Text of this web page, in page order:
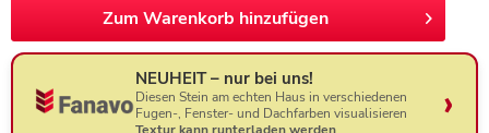
Zum Warenkorb hinzufügen
NEUHEIT – nur bei uns!
Diesen Stein am echten Haus in verschiedenen
Fugen-, Fenster- und Dachfarben visualisieren